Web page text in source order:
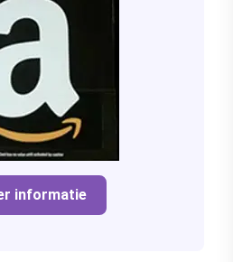
informatie